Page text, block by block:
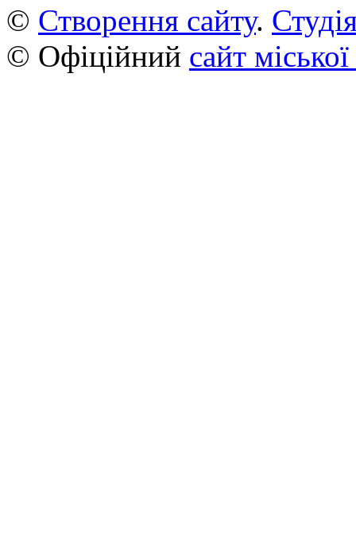
© Створення сайту.
© Офіційний сайт